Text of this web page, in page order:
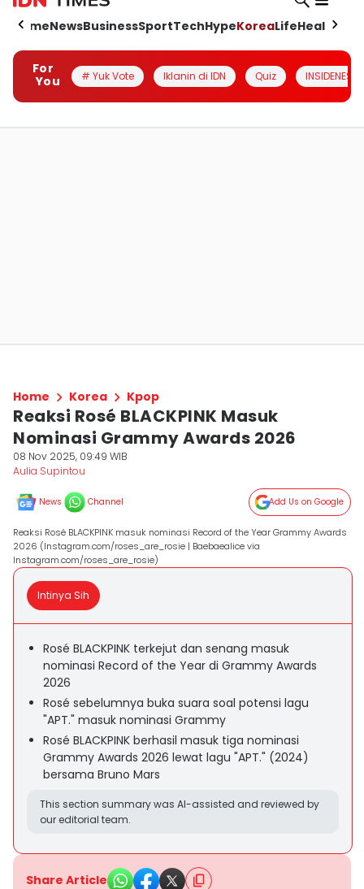
HomeNewsBusinessSportTechHypeKoreaLifeHealth
For
You
# Yuk Vote Iklanin di IDN Quiz INSIDENESIA
Home Korea Kpop
Reaksi Rosé BLACKPINK Masuk
Nominasi Grammy Awards 2026
08 Nov 2025, 09:49 WIB
Aulia Supintou
News Channel Add Us on Google
Reaksi Rosé BLACKPINK masuk nominasi Record of the Year Grammy Awards
2026 (Instagram.com/roses_are_rosie | Baebaealice via
Instagram.com/roses_are_rosie)
Intinya Sih
Rosé BLACKPINK terkejut dan senang masuk
nominasi Record of the Year di Grammy Awards
2026
Rosé sebelumnya buka suara soal potensi lagu
"APT." masuk nominasi Grammy
Rosé BLACKPINK berhasil masuk tiga nominasi
Grammy Awards 2026 lewat lagu "APT." (2024)
bersama Bruno Mars
This section summary was AI-assisted and reviewed by
our editorial team.
Share Article